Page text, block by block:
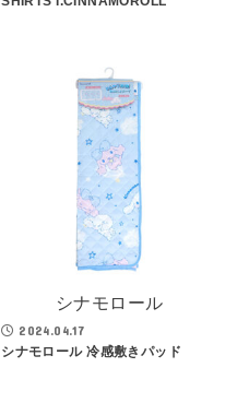
シナモロール
2024.04.17
シナモロール 冷感敷きパッド